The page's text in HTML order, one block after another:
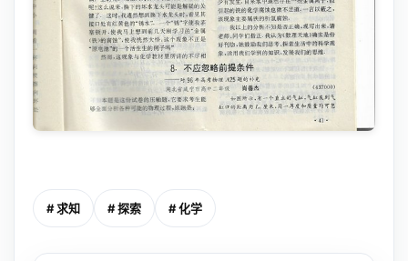
# 求知 # 探索 # 化学